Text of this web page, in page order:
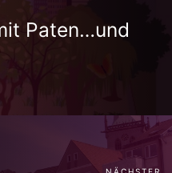
Paten…und